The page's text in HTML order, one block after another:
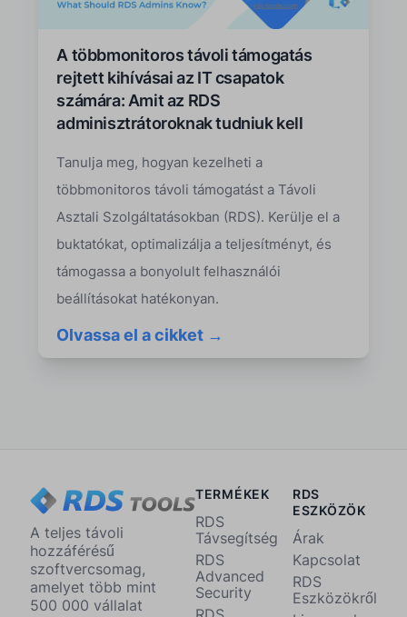
A többmonitoros távoli támogatás
rejtett kihívásai az IT csapatok
számára: Amit az RDS
adminisztrátoroknak tudniuk kell
Tanulja meg, hogyan kezelheti a
többmonitoros távoli támogatást a Távoli
Asztali Szolgáltatásokban (RDS). Kerülje el a
buktatókat, optimalizálja a teljesítményt, és
támogassa a bonyolult felhasználói
beállításokat hatékonyan.
Olvassa el a cikket →
A teljes távoli
hozzáférésű
szoftvercsomag,
amelyet több mint
500 000 vállalat
TERMÉKEK
RDS
Távsegítség
RDS
Advanced
Security
RDS
ESZKÖZÖK
Árak
Kapcsolat
RDS
Eszközökről